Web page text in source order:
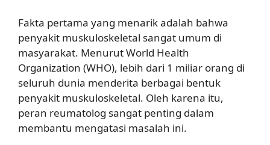
Fakta pertama yang menarik adalah bahwa
penyakit muskuloskeletal sangat umum di
masyarakat. Menurut World Health
Organization (WHO), lebih dari 1 miliar orang di
seluruh dunia menderita berbagai bentuk
penyakit muskuloskeletal. Oleh karena itu,
peran reumatolog sangat penting dalam
membantu mengatasi masalah ini.